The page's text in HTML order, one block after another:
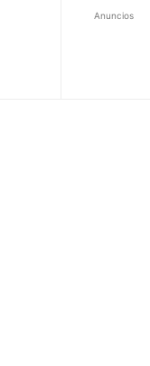
Anuncios